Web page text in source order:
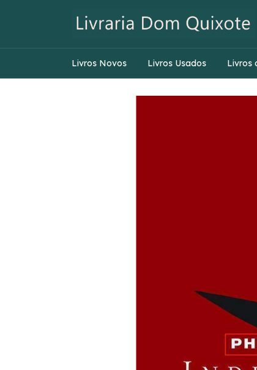
Livros Novos Livros Usados Livros